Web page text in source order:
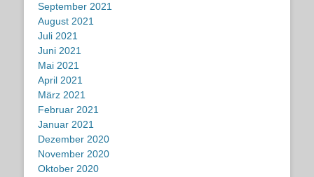
September 2021
August 2021
Juli 2021
Juni 2021
Mai 2021
April 2021
März 2021
Februar 2021
Januar 2021
Dezember 2020
November 2020
Oktober 2020